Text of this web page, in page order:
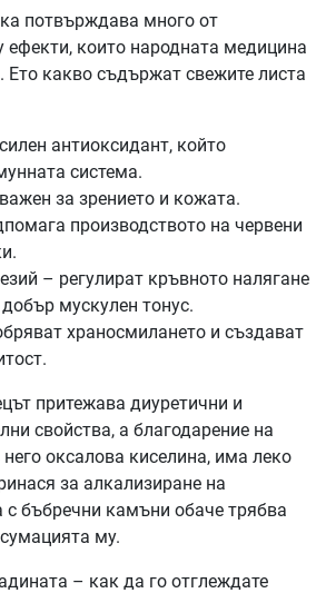
потвърждава много от
ефекти, които народната медицина
Ето какво съдържат свежите листа
антиоксидант, който
система.
за зрението и кожата.
производството на червени
– регулират кръвното налягане
мускулен тонус.
храносмилането и създават
притежава диуретични и
свойства, а благодарение на
оксалова киселина, има леко
за алкализиране на
с бъбречни камъни обаче трябва
му.
– как да го отглеждате